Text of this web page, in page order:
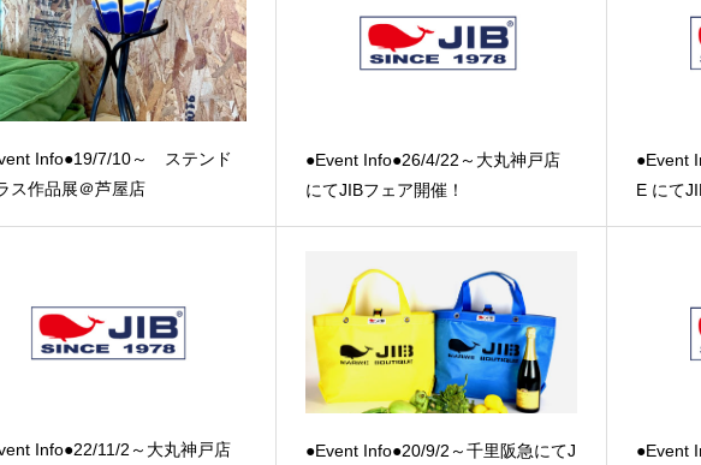
Info●19/7/10～ ステンド
ス作品展＠芦屋店
●Event Info●26/4/22～大丸神戸店
にてJIBフェア開催！
●Event
E にて
Info●22/11/2～大丸神戸店
●Event Info●20/9/2～千里阪急にてJ
●Event